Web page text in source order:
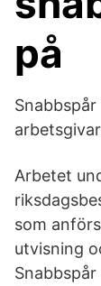
på
Arbetet
som
utvisning